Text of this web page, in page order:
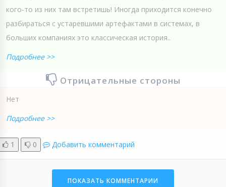
кого-то из них там встретишь! Иногда приходится конечно
разбираться с устаревшими артефактами в системах, в
больших компаниях это классическая история..
Подробнее >>
Отрицательные стороны
Нет
Подробнее >>
1 0 Добавить комментарий
ПОКАЗАТЬ КОММЕНТАРИИ